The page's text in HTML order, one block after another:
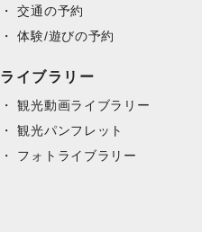
交通の予約
体験/遊びの予約
ライブラリー
観光動画ライブラリー
観光パンフレット
フォトライブラリー